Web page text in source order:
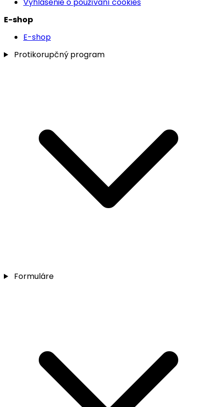
E-shop
E-shop
Protikorupčný program
Formuláre